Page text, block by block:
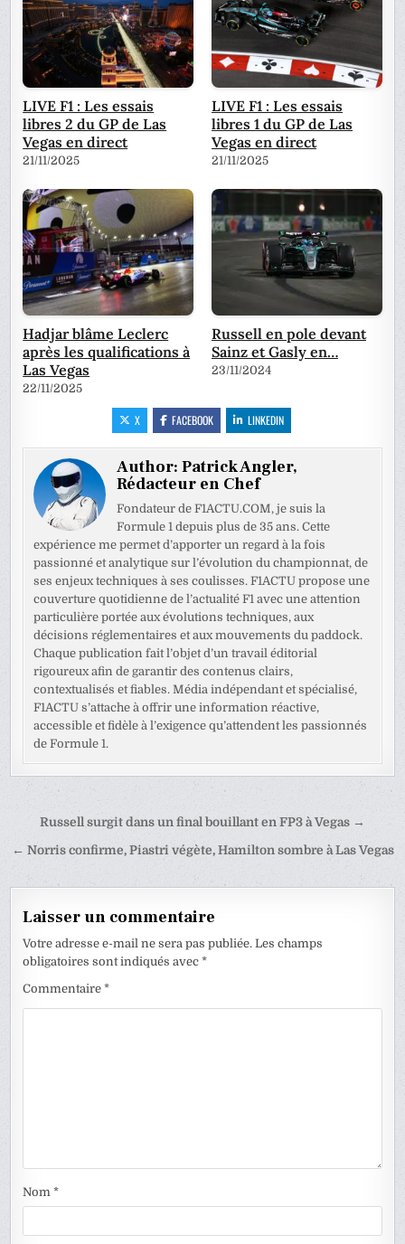
LIVE F1 : Les essais
libres 2 du GP de Las
Vegas en direct
21/11/2025
LIVE F1 : Les essais
libres 1 du GP de Las
Vegas en direct
21/11/2025
Hadjar blâme Leclerc
après les qualifications à
Las Vegas
22/11/2025
Russell en pole devant
Sainz et Gasly en…
23/11/2024
X FACEBOOK LINKEDIN
Author:Patrick Angler,
Rédacteur en Chef
Fondateur de F1ACTU.COM, je suis la
Formule 1 depuis plus de 35 ans. Cette
expérience me permet d’apporter un regard à la fois
passionné et analytique sur l’évolution du championnat, de
ses enjeux techniques à ses coulisses. F1ACTU propose une
couverture quotidienne de l’actualité F1 avec une attention
particulière portée aux évolutions techniques, aux
décisions réglementaires et aux mouvements du paddock.
Chaque publication fait l’objet d’un travail éditorial
rigoureux afin de garantir des contenus clairs,
contextualisés et fiables. Média indépendant et spécialisé,
F1ACTU s’attache à offrir une information réactive,
accessible et fidèle à l’exigence qu’attendent les passionnés
de Formule 1.
Navigation
de
Russell surgit dans un final bouillant en FP3 à Vegas →
← Norris confirme, Piastri végète, Hamilton sombre à Las Vegas
Laisser un commentaire
Votre adresse e-mail ne sera pas publiée. Les champs
obligatoires sont indiqués avec*
Commentaire*
Nom*